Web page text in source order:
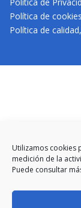
Utilizamos cookies
medición de la
Puede consultar
Política de
Política de cookies
Política de